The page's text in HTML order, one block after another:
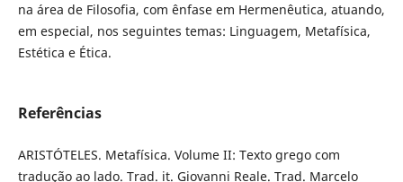
na área de Filosofia, com ênfase em Hermenêutica, atuando,
em especial, nos seguintes temas: Linguagem, Metafísica,
Estética e Ética.
Referências
ARISTÓTELES. Metafísica. Volume II: Texto grego com
tradução ao lado. Trad. it. Giovanni Reale. Trad. Marcelo